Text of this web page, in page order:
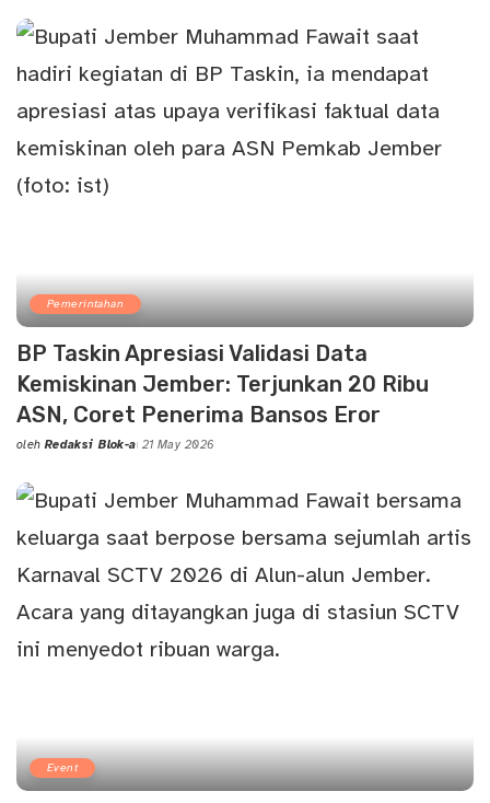
Pemerintahan
BP Taskin Apresiasi Validasi Data
Kemiskinan Jember: Terjunkan 20 Ribu
ASN, Coret Penerima Bansos Eror
Posted
oleh Redaksi Blok-a 21 May 2026
Event